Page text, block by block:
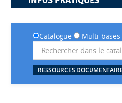
Catalogue Multi-bases
RESSOURCES